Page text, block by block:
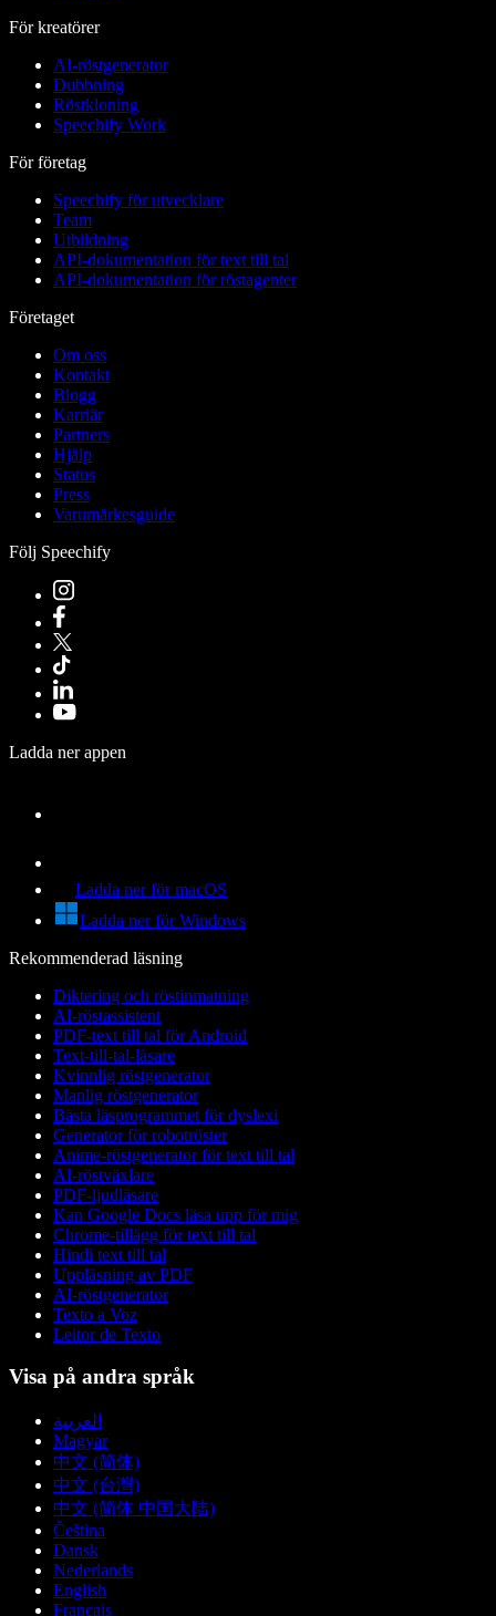
För kreatörer
AI-röstgenerator
Dubbning
Röstkloning
Speechify Work
För företag
Speechify för utvecklare
Team
Utbildning
API-dokumentation för text till tal
API-dokumentation för röstagenter
Företaget
Om oss
Kontakt
Blogg
Karriär
Partners
Hjälp
Status
Press
Varumärkesguide
Följ Speechify
Ladda ner appen
Ladda ner för macOS
Ladda ner för Windows
Rekommenderad läsning
Diktering och röstinmatning
AI-röstassistent
PDF-text till tal för Android
Text-till-tal-läsare
Kvinnlig röstgenerator
Manlig röstgenerator
Bästa läsprogrammet för dyslexi
Generator för robotröster
Anime-röstgenerator för text till tal
AI-röstväxlare
PDF-ljudläsare
Kan Google Docs läsa upp för mig
Chrome-tillägg för text till tal
Hindi text till tal
Uppläsning av PDF
AI-röstgenerator
Texto a Voz
Leitor de Texto
Visa på andra språk
العربية
Magyar
中文 (简体)
中文 (台灣)
中文 (简体 中国大陆)
Čeština
Dansk
Nederlands
English
Français